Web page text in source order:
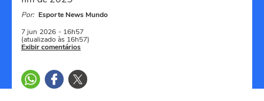
Por: Esporte News Mundo
7 jun 2026 - 16h57
(atualizado às 16h57)
Exibir comentários